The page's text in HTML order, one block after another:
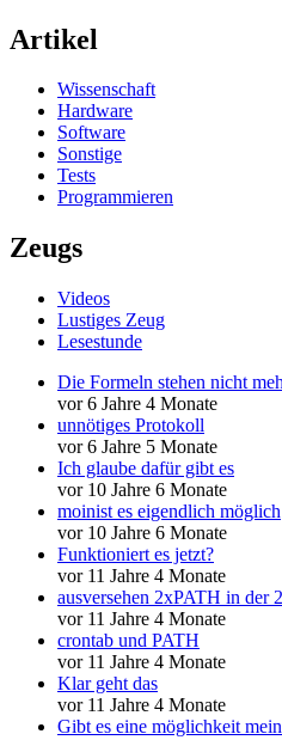
Artikel
Wissenschaft
Hardware
Software
Sonstige
Tests
Programmieren
Zeugs
Videos
Lustiges Zeug
Lesestunde
Die Formeln stehen nicht
vor 6 Jahre 4 Monate
unnötiges Protokoll
vor 6 Jahre 5 Monate
Ich glaube dafür gibt es
vor 10 Jahre 6 Monate
moinist es eigendlich möglich
vor 10 Jahre 6 Monate
Funktioniert es jetzt?
vor 11 Jahre 4 Monate
ausversehen 2xPATH in der
vor 11 Jahre 4 Monate
crontab und PATH
vor 11 Jahre 4 Monate
Klar geht das
vor 11 Jahre 4 Monate
Gibt es eine möglichkeit